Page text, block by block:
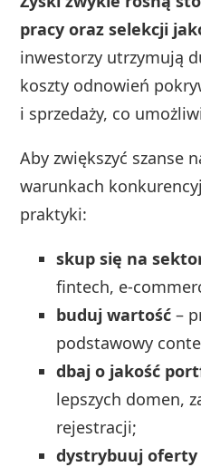
pracy oraz selekcji
inwestorzy utrzymują
koszty odnowień
i sprzedaży, co
Aby zwiększyć szanse
warunkach
praktyki:
skup się na
fintech, e-
buduj wartość –
podstawowy
dbaj o jakość
lepszych domen,
rejestracji;
dystrybuuj oferty